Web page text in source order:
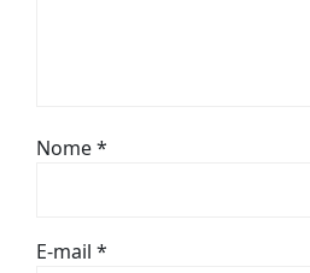
Nome*
E-mail *